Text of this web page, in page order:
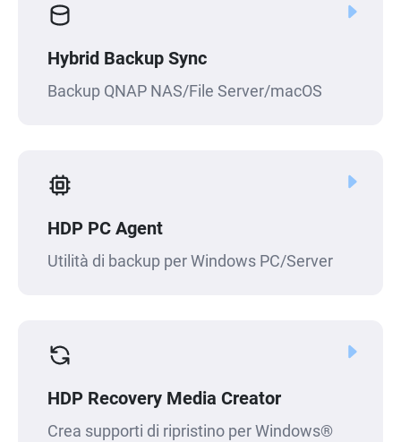
Hybrid Backup Sync
Backup QNAP NAS/File Server/macOS
HDP PC Agent
Utilità di backup per Windows PC/Server
HDP Recovery Media Creator
Crea supporti di ripristino per Windows®